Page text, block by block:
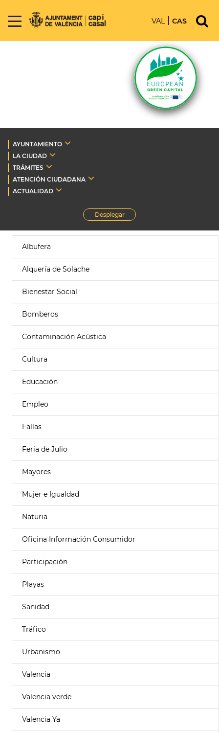
VAL CAS
AYUNTAMIENTO
LA CIUDAD
TRÁMITES
ATENCIÓN CIUDADANA
ACTUALIDAD
Desplegar
Albufera
Alquería de Solache
Bienestar Social
Bomberos
Contaminación Acústica
Cultura
Educación
Empleo
Fallas
Feria de Julio
Mayores
Mujer e Igualdad
Naturia
Oficina Información Consumidor
Participación
Playas
Sanidad
Tráfico
Urbanismo
Valencia
Valencia verde
Valencia Ya